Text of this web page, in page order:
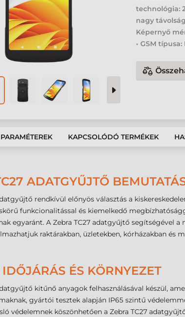
technológia:
nagy
Képernyő
• GSM típusa:
PARAMÉTEREK KAPCSOLÓDÓ TERMÉKEK
ADATGYŰJTŐ
rendkívül előnyös választás a
funkcionalitással és kiemelkedő
egyaránt. A Zebra TC27 adatgyűjtő segítségével
raktárakban, üzletekben, kórházakban
IDŐJÁRÁS ÉS KÖRNYEZET
kitűnő anyagok felhasználásával készül,
gyártói tesztek alapján IP65 szintű
védelemnek köszönhetően a Zebra TC27